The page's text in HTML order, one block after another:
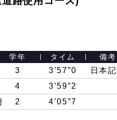
学年 タイム
備考
3 3’57″0
日本
4
3’59″2
2 4’05″7